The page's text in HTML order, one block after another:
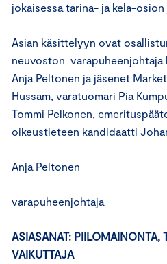
jokaisessa tarina- ja kela-osion
Asian käsittelyyn ovat
neuvoston varapuheenjohtaja
Anja Peltonen ja jäsenet
Hussam, varatuomari Pia
Tommi Pelkonen,
oikeustieteen kandidaatti
Anja Peltonen
ASIASANAT: PIILOMAINONTA,
VAIKUTTAJA